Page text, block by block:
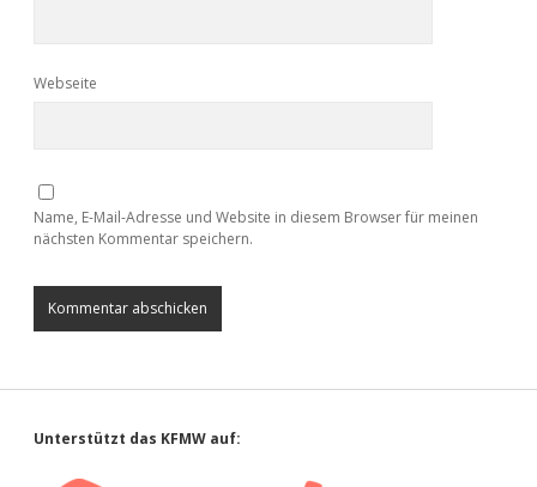
Webseite
Name, E-Mail-Adresse und Website in diesem Browser für meinen
nächsten Kommentar speichern.
Sidebar
Unterstützt das KFMW auf: